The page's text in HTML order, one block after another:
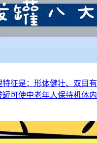
征是：形体健壮、双目
可使中老年人保持机体